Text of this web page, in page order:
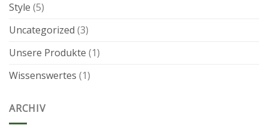
Style (5)
Uncategorized (3)
Unsere Produkte (1)
Wissenswertes (1)
ARCHIV